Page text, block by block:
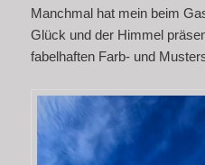
Manchmal hat mein beim
Glück und der Himmel
fabelhaften Farb- und